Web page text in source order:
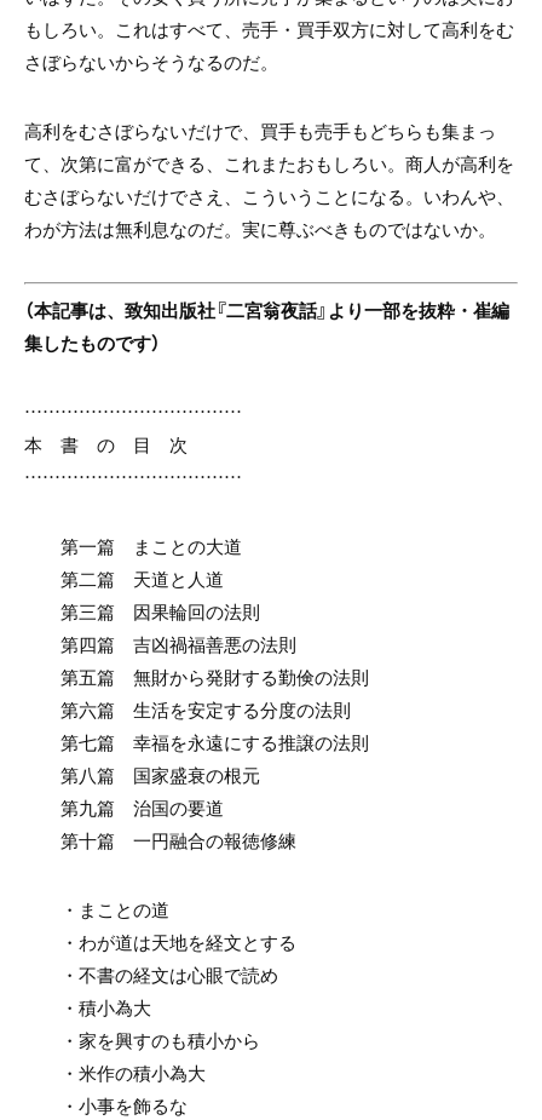
もしろい。これはすべて、売手・買手双方に対して高利をむ
さぼらないからそうなるのだ。
高利をむさぼらないだけで、買手も売手もどちらも集まっ
て、次第に富ができる、これまたおもしろい。商人が高利を
むさぼらないだけでさえ、こういうことになる。いわんや、
わが方法は無利息なのだ。実に尊ぶべきものではないか。
（本記事は、致知出版社『二宮翁夜話』より一部を抜粋・崔編
集したものです）
………………………………
本 書 の 目 次
………………………………
第一篇 まことの大道
第二篇 天道と人道
第三篇 因果輪回の法則
第四篇 吉凶禍福善悪の法則
第五篇 無財から発財する勤倹の法則
第六篇 生活を安定する分度の法則
第七篇 幸福を永遠にする推譲の法則
第八篇 国家盛衰の根元
第九篇 治国の要道
第十篇 一円融合の報徳修練
・まことの道
・わが道は天地を経文とする
・不書の経文は心眼で読め
・積小為大
・家を興すのも積小から
・米作の積小為大
・小事を飾るな